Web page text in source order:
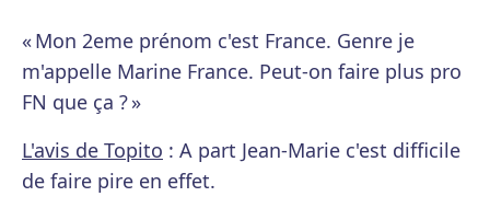
« Mon 2eme prénom c'est France. Genre je
m'appelle Marine France. Peut-on faire plus pro
FN que ça ? »
L'avis de Topito : A part Jean-Marie c'est difficile
de faire pire en effet.